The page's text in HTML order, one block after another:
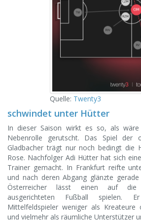
Quelle: Twenty3
schwindet unter Hütter
In dieser Saison wirkt es so, als
Nebenrolle gerutscht. Das Spiel der
Gladbacher trägt nur noch bedingt die
Rose. Nachfolger Adi Hütter hat sich
Trainer gemacht. In Frankfurt reifte
und nach deren Abgang glänzte
Österreicher lässt einen auf die
ausgerichteten Fußball spielen.
Mittelfeldspieler weniger als Kreateure
und vielmehr als räumliche Unterstützer